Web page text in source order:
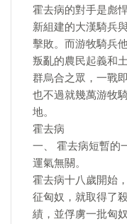
霍去病的對手是彪
新組建的大漢騎兵
擊敗。而游牧騎兵
叛亂的農民起義和
群烏合之眾，一戰
也不過就幾萬游牧
地。
霍去病
一、 霍去病短暫的
運氣無關。
霍去病十八歲開始
征匈奴，就取得了
績，並俘虜一批匈